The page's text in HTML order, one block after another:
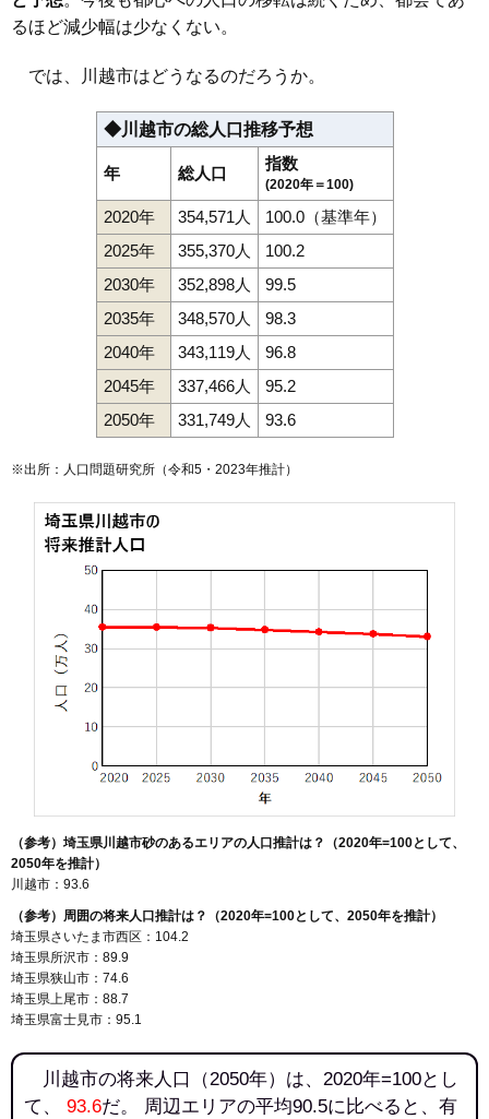
116 鴨田 12万円 1,174万円 -3.5%
117 松郷 12万円
118 かし野台 11万円
上松原 11万円
萱沼 11万円
1,444万円
古谷本郷 6.7万円 965万円
菅間 6.6万円
下小坂 6.2万円
中老袋 6.1万円
下老袋 5.7万円
鹿飼 5.6万円
石田本郷 5.3万円
131 寺井 5.1万円
132 平塚
133 上老袋
平塚新田 3.9万円 1,048万円
御成町 3.3万円 598万円
るほど減少幅は少なくない。
では、川越市はどうなるのだろうか。
◆川越市の総人口推移予想
年 総人口
指数
(2020年＝100)
2020年 354,571人
100.0（基準年）
2025年
355,370人
100.2
2030年
352,898人
99.5
2035年
348,570人
98.3
2040年
343,119人
96.8
2045年
337,466人
95.2
2050年
331,749人 93.6
※出所：人口問題研究所（令和5・2023年推計）
（参考）埼玉県川越市砂のあるエリアの人口推計は？（2020年=100として、
2050年を推計）
川越市：93.6
（参考）周囲の将来人口推計は？（2020年=100として、2050年を推計）
埼玉県さいたま市西区：104.2
埼玉県所沢市：89.9
埼玉県狭山市：74.6
埼玉県上尾市：88.7
埼玉県富士見市：95.1
川越市の将来人口（2050年）は、2020年=100とし
て、 93.6だ。 周辺エリアの平均90.5に比べると、有